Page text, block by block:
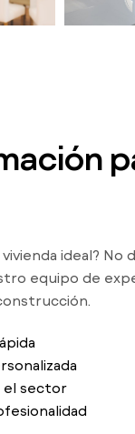
ideal?
equipo de
el sector